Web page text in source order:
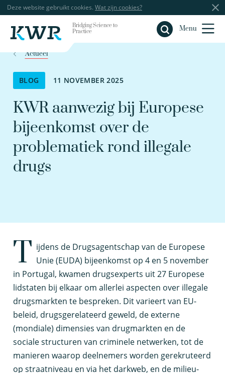
Deze website gebruikt cookies. Wat zijn cookies?
Bridging Science to
Practice
Menu
Sluiten
Actueel
BLOG 11 NOVEMBER 2025
KWR aanwezig bij Europese
bijeenkomst over de
problematiek rond illegale
drugs
T ijdens de Drugsagentschap van de Europese
Unie (EUDA) bijeenkomst op 4 en 5 november
in Portugal, kwamen drugsexperts uit 27 Europese
lidstaten bij elkaar om allerlei aspecten over illegale
drugsmarkten te bespreken. Dit varieert van EU-
beleid, drugsgerelateerd geweld, de externe
(mondiale) dimensies van drugmarkten en de
sociale structuren van criminele netwerken, tot de
manieren waarop deelnemers worden gerekruteerd
op straatniveau en via het darkweb, en de milieu-